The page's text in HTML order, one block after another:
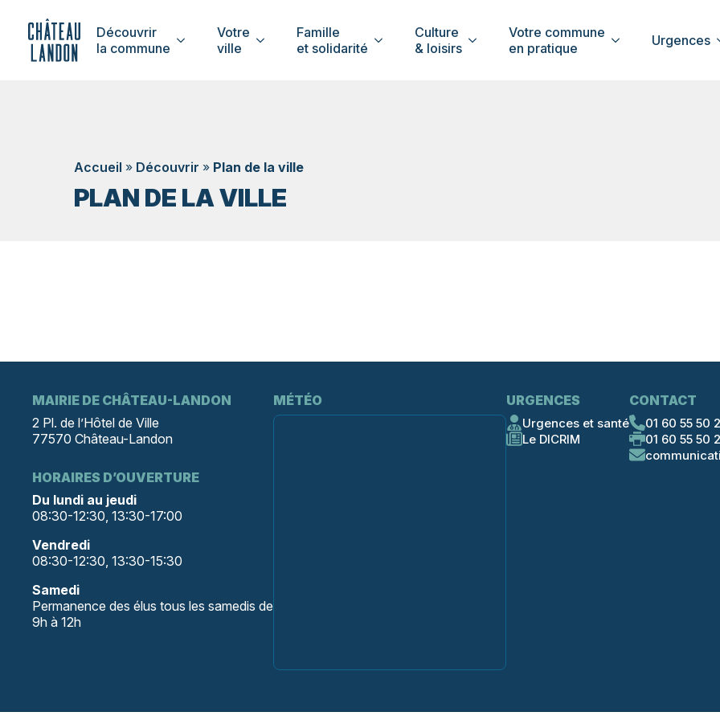
Découvrir
la commune
Votre
ville
Famille
et solidarité
Culture
& loisirs
Votre commune
en pratique
Urgences
Accueil » Découvrir » Plan de la ville
PLAN DE LA VILLE
MAIRIE DE CHÂTEAU-LANDON
2 Pl. de l’Hôtel de Ville
77570 Château-Landon
HORAIRES D’OUVERTURE
Du lundi au jeudi
08:30-12:30, 13:30-17:00
Vendredi
08:30-12:30, 13:30-15:30
Samedi
Permanence des élus tous les samedis de
9h à 12h
MÉTÉO URGENCES
Urgences et santé
Le DICRIM
CONTACT
01 60 55 50
01 60 55 50